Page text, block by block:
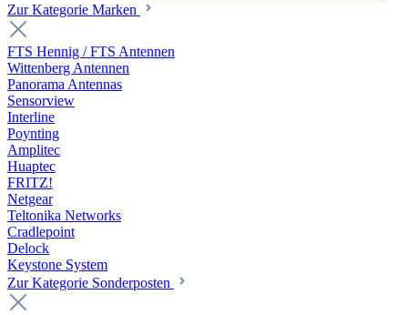
Zur Kategorie Marken
FTS Hennig / FTS Antennen
Wittenberg Antennen
Panorama Antennas
Sensorview
Interline
Poynting
Amplitec
Huaptec
FRITZ!
Netgear
Teltonika Networks
Cradlepoint
Delock
Keystone System
Zur Kategorie Sonderposten